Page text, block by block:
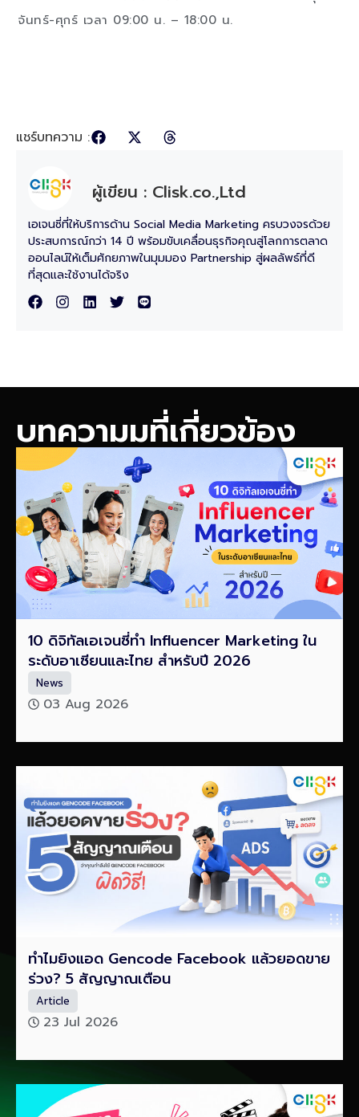
จันทร์-ศุกร์ เวลา 09:00 น. – 18:00 น.
แชร์บทความ :
ผู้เขียน : Clisk.co.,Ltd
เอเจนซี่ที่ให้บริการด้าน Social Media Marketing ครบวงจรด้วย
ประสบการณ์กว่า 14 ปี พร้อมขับเคลื่อนธุรกิจคุณสู่โลกการตลาด
ออนไลน์ให้เต็มศักยภาพในมุมมอง Partnership สู่ผลลัพธ์ที่ดี
ที่สุดและใช้งานได้จริง
บทความมที่เกี่ยวข้อง
10 ดิจิทัลเอเจนซี่ทำ Influencer Marketing ใน
ระดับอาเซียนและไทย สำหรับปี 2026
News
03 Aug 2026
ทำไมยิงแอด Gencode Facebook แล้วยอดขาย
ร่วง? 5 สัญญาณเตือน
Article
23 Jul 2026